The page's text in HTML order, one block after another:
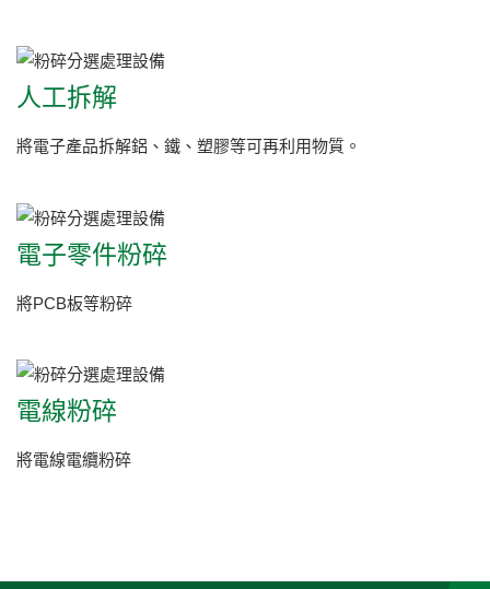
人工拆解
將電子產品拆解鋁、鐵、塑膠等可再利用物質。
電子零件粉碎
將PCB板等粉碎
電線粉碎
將電線電纜粉碎